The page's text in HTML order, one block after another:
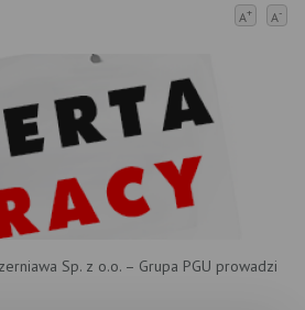
A+ A-
Sp. z o.o. – Grupa PGU prowadzi